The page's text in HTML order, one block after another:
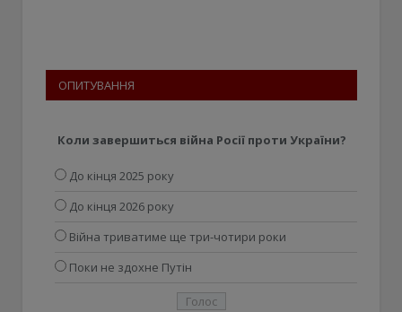
ОПИТУВАННЯ
Коли завершиться війна Росії проти України?
До кінця 2025 року
До кінця 2026 року
Війна триватиме ще три-чотири роки
Поки не здохне Путін